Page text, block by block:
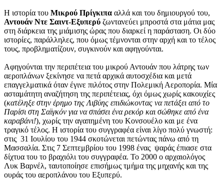
Η ιστορία του Μικρού Πρίγκιπα αλλά και του δημιουργού του,
Αντουάν Ντε Σαιντ-Εξυπερύ ζωντανεύει μπροστά στα μάτια μας
στη διάρκεια της μιάμισης ώρας που διαρκεί η παράσταση. Οι δύο
ιστορίες, παράλληλες, που όμως τέμνονται στην αρχή και το τέλος
τους, προβληματίζουν, συγκινούν και αφηγούνται.
Αφηγούνται την περιπέτεια του μικρού Αντουάν που λάτρης των
αεροπλάνων ξεκίνησε να πετά αρχικά αυτοσχέδια και μετά
επαγγελματικά όταν έγινε πιλότος στην Πολεμική Αεροπορία. Μία
ασταμάτητη αναζήτηση της περιπέτειας, όχι όμως χωρίς κακουχίες
(κατέληξε στην έρημο της Λιβύης επιδιώκοντας να πετάξει από το
Παρίσι στη Σαϊγκόν για να σπάσει ένα ρεκόρ και σώθηκε από ένα
καραβάνι!), χωρίς την αγαπημένη του Κονσουέλο και με ένα
τραγικό τέλος. Η ιστορία του συγγραφέα είναι λίγο πολύ γνωστή:
στις 31 Ιουλίου του 1944 σκοτώνεται πετώντας πάνω από τη
Μασσαλία. Στις 7 Σεπτεμβρίου του 1998 ένας ψαράς έπιασε στα
δίχτυα του το βραχιόλι του συγγραφέα. Το 2000 ο αρχαιολόγος
Λυκ Βαρνέλ, ταυτοποίησε επισήμως τμήμα της μηχανής και της
ουράς του αεροπλάνου του Εξυπερύ.